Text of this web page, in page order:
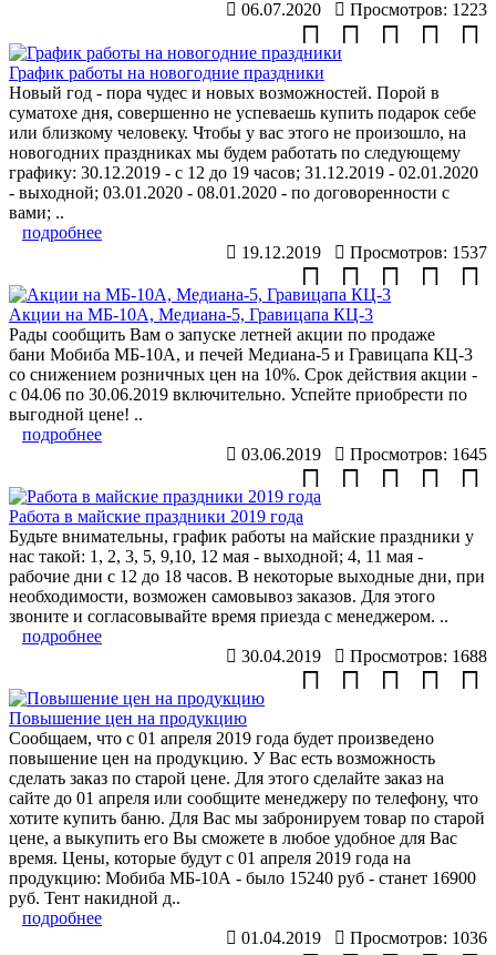
06.07.2020 Просмотров: 1223
График работы на новогодние праздники
Новый год - пора чудес и новых возможностей. Порой в
суматохе дня, совершенно не успеваешь купить подарок себе
или близкому человеку. Чтобы у вас этого не произошло, на
новогодних праздниках мы будем работать по следующему
графику: 30.12.2019 - с 12 до 19 часов; 31.12.2019 - 02.01.2020
- выходной; 03.01.2020 - 08.01.2020 - по договоренности с
вами; ..
подробнее
19.12.2019
Просмотров: 1537
Акции на МБ-10А, Медиана-5, Гравицапа КЦ-3
Рады сообщить Вам о запуске летней акции по продаже
бани Мобиба МБ-10А, и печей Медиана-5 и Гравицапа КЦ-3
со снижением розничных цен на 10%. Срок действия акции -
с 04.06 по 30.06.2019 включительно. Успейте приобрести по
выгодной цене! ..
подробнее
03.06.2019
Просмотров: 1645
Работа в майские праздники 2019 года
Будьте внимательны, график работы на майские праздники у
нас такой: 1, 2, 3, 5, 9,10, 12 мая - выходной; 4, 11 мая -
рабочие дни с 12 до 18 часов. В некоторые выходные дни, при
необходимости, возможен самовывоз заказов. Для этого
звоните и согласовывайте время приезда с менеджером. ..
подробнее
30.04.2019
Просмотров: 1688
Повышение цен на продукцию
Сообщаем, что с 01 апреля 2019 года будет произведено
повышение цен на продукцию. У Вас есть возможность
сделать заказ по старой цене. Для этого сделайте заказ на
сайте до 01 апреля или сообщите менеджеру по телефону, что
хотите купить баню. Для Вас мы забронируем товар по старой
цене, а выкупить его Вы сможете в любое удобное для Вас
время. Цены, которые будут с 01 апреля 2019 года на
продукцию: Мобиба МБ-10А - было 15240 руб - станет 16900
руб. Тент накидной д..
подробнее
01.04.2019
Просмотров: 1036